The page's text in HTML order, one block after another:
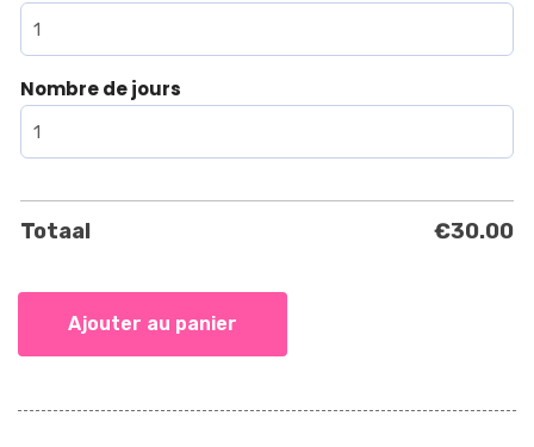
Nombre de jours
Totaal €30.00
Ajouter au panier